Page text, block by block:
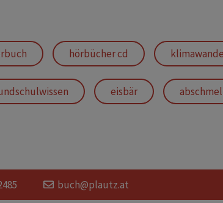
hörbücher cd
eisbär
buch@plautz.at